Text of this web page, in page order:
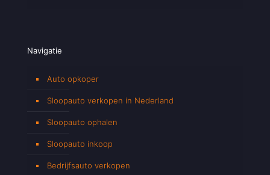
Navigatie
Auto opkoper
Sloopauto verkopen in Nederland
Sloopauto ophalen
Sloopauto inkoop
Bedrijfsauto verkopen